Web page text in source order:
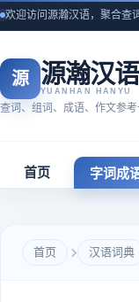
欢迎访问源瀚汉语，聚合查
源 源瀚汉语
YUANHAN HANYU
查词、组词、成语、作文参
首页 字词成
首页 汉语词典